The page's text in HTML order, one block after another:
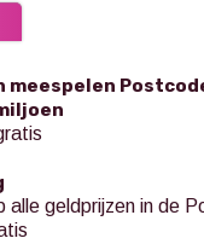
meespelen
alle geldprijzen in de